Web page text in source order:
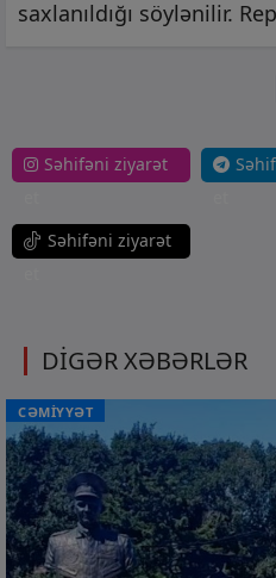
saxlanıldığı söylənilir.
Səhifəni ziyarət
Səhifəni ziyarət
DİGƏR XƏBƏRLƏR
CƏMİYYƏT